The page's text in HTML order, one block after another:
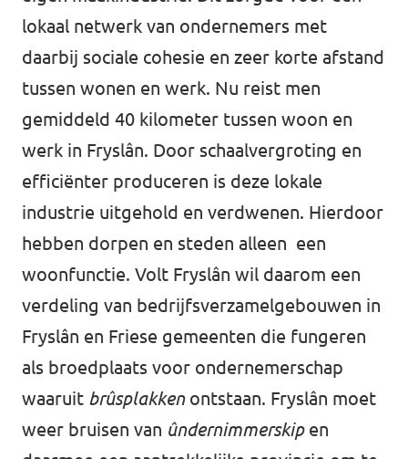
Volt Drenthe
Volt Overijssel
Bekijk alle lokale Volt afdelingen
Nieuws
Word actief!
Vacatures
Word lid!
Steun Volt Fryslân!
lokaal netwerk van ondernemers met
daarbij sociale cohesie en zeer korte afstand
tussen wonen en werk. Nu reist men
gemiddeld 40 kilometer tussen woon en
werk in Fryslân. Door schaalvergroting en
efficiënter produceren is deze lokale
industrie uitgehold en verdwenen. Hierdoor
hebben dorpen en steden alleen een
woonfunctie. Volt Fryslân wil daarom een
verdeling van bedrijfsverzamelgebouwen in
Fryslân en Friese gemeenten die fungeren
als broedplaats voor ondernemerschap
waaruit brûsplakken ontstaan. Fryslân moet
weer bruisen van ûndernimmerskipen